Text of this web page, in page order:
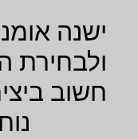
ישנה
ולבחירת
חשוב